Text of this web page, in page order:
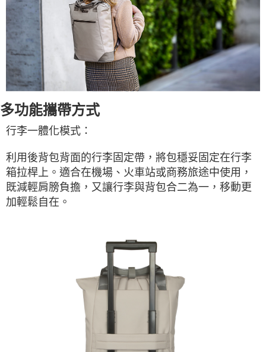
多功能攜帶方式
行李一體化模式：
利用後背包背面的行李固定帶，將包穩妥固定在行李
箱拉桿上。適合在機場、火車站或商務旅途中使用，
既減輕肩膀負擔，又讓行李與背包合二為一，移動更
加輕鬆自在。